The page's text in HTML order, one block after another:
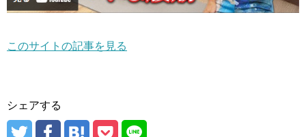
このサイトの記事を見る
シェアする